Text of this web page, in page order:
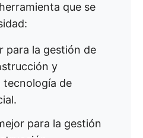
que se
para la gestión de
y
tecnología de
para la gestión